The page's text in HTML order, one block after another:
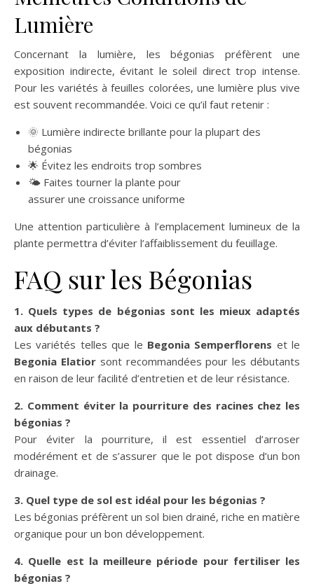
Lumière
Concernant la lumière, les bégonias préfèrent une
exposition indirecte, évitant le soleil direct trop intense.
Pour les variétés à feuilles colorées, une lumière plus vive
est souvent recommandée. Voici ce qu’il faut retenir :
🌞 Lumière indirecte brillante pour la plupart des
bégonias
🌟 Évitez les endroits trop sombres
🌤️ Faites tourner la plante pour
assurer une croissance uniforme
Une attention particulière à l’emplacement lumineux de la
plante permettra d’éviter l’affaiblissement du feuillage.
FAQ sur les Bégonias
1. Quels types de bégonias sont les mieux adaptés
aux débutants ?
Les variétés telles que le Begonia Semperflorens et le
Begonia Elatiorsont recommandées pour les débutants
en raison de leur facilité d’entretien et de leur résistance.
2. Comment éviter la pourriture des racines chez les
bégonias ?
Pour éviter la pourriture, il est essentiel d’arroser
modérément et de s’assurer que le pot dispose d’un bon
drainage.
3. Quel type de sol est idéal pour les bégonias ?
Les bégonias préfèrent un sol bien drainé, riche en matière
organique pour un bon développement.
4. Quelle est la meilleure période pour fertiliser les
bégonias ?